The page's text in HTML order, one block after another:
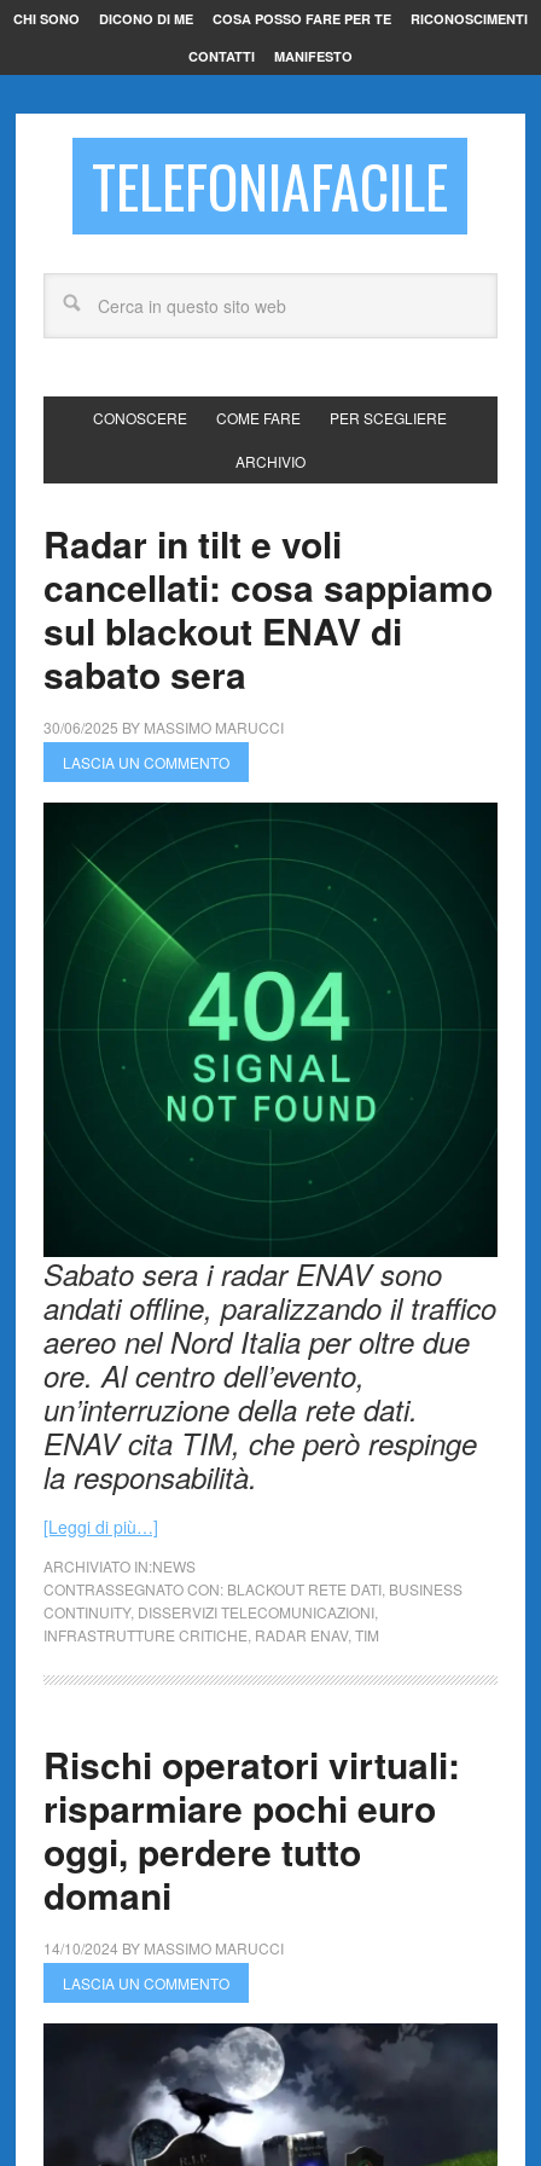
CHI SONO DICONO DI ME COSA POSSO FARE PER TE RICONOSCIMENTI
CONTATTI MANIFESTO
TELEFONIAFACILE
CONOSCERE COME FARE PER SCEGLIERE
ARCHIVIO
Radar in tilt e voli
cancellati: cosa sappiamo
sul blackout ENAV di
sabato sera
30/06/2025 BY MASSIMO MARUCCI
LASCIA UN COMMENTO
Sabato sera i radar ENAV sono
andati offline, paralizzando il traffico
aereo nel Nord Italia per oltre due
ore. Al centro dell’evento,
un’interruzione della rete dati.
ENAV cita TIM, che però respinge
la responsabilità.
[Leggi di più…]
ARCHIVIATO IN:NEWS
CONTRASSEGNATO CON: BLACKOUT RETE DATI, BUSINESS
CONTINUITY, DISSERVIZI TELECOMUNICAZIONI,
INFRASTRUTTURE CRITICHE RADAR ENAV, TIM
Rischi operatori virtuali:
risparmiare pochi euro
oggi, perdere tutto
domani
14/10/2024 BY MASSIMO MARUCCI
LASCIA UN COMMENTO